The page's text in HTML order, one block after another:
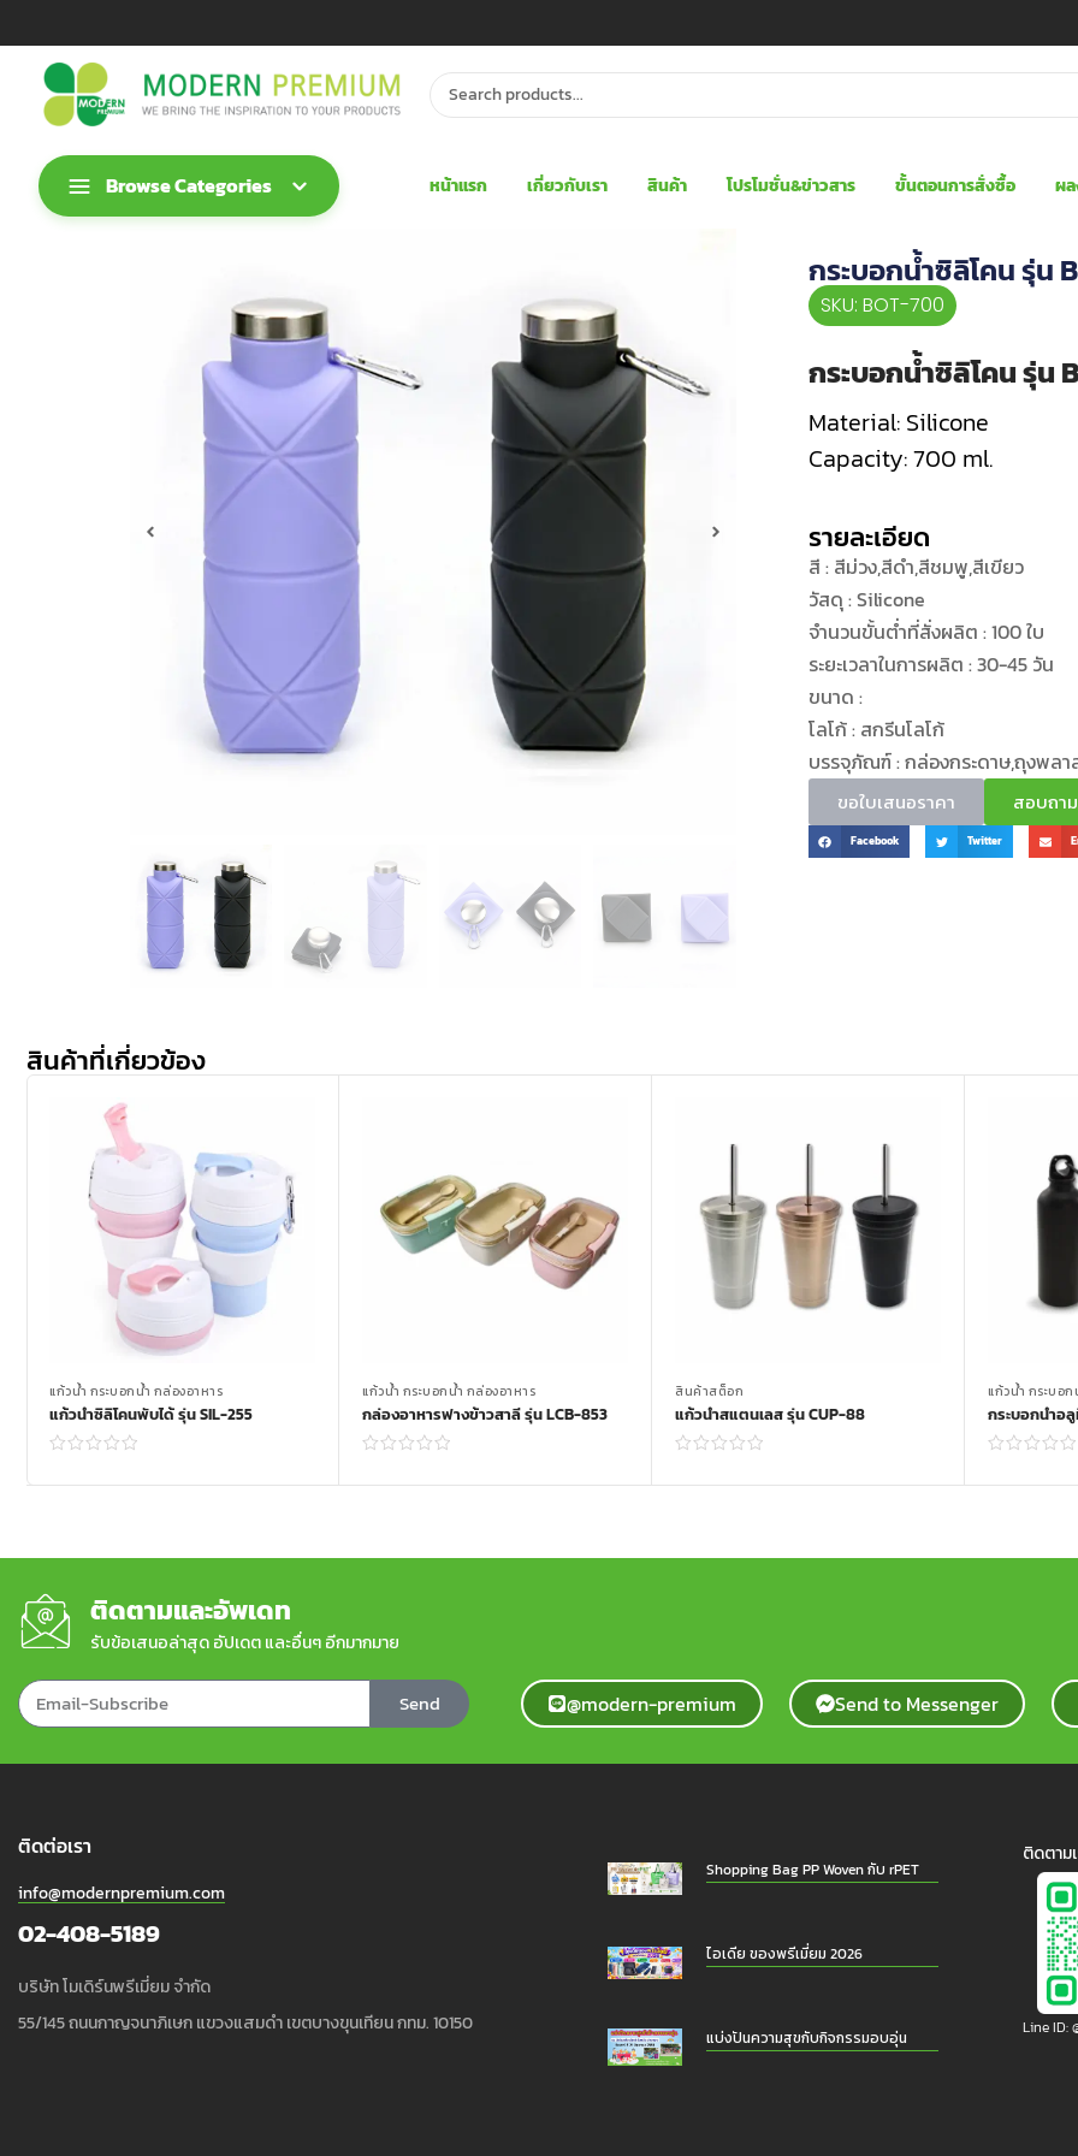
Browse Categories หน้าแรก เกี่ยวกับเรา สินค้า โปรโมชั่น&ข่าวสาร ขั้นตอนการสั่งซื้อ ผ
กระบอกน้ำซิลิโคน รุ่น
SKU: BOT-700
กระบอกน้ำซิลิโคน รุ่น
Material: Silicone
Capacity: 700 ml.
รายละเอียด
สี : สีม่วง,สีดำ,สีชมพู,สีเขียว
วัสดุ : Silicone
จำนวนขั้นต่ำที่สั่งผลิต : 100 ใบ
ระยะเวลาในการผลิต : 30-45 วัน
ขนาด :
โลโก้ : สกรีนโลโก้
บรรจุภัณฑ์ : กล่องกระดาษ,ถุงพล
ขอใบเสนอราคา สอบถา
Facebook Twitter
สินค้าที่เกี่ยวข้อง
แก้วน้ำ กระบอกน้ำ กล่องอาหาร
แก้วน้ำซิลิโคนพับได้ รุ่น SIL-255
Read more
แก้วน้ำ กระบอกน้ำ กล่องอาหาร
กล่องอาหารฟางข้าวสาลี รุ่น LCB-853
Read more
สินค้าสต็อก
แก้วน้ำสแตนเลส รุ่น CUP-88
Read more
แก้วน้ำ กระบอ
กระบอกน้ำอ
ติดตามและอัพเดท
รับข้อเสนอล่าสุด อัปเดต และอื่นๆ อีกมากมาย
Send @modern-premium Send to Messenger
ติดต่อเรา
info@modernpremium.com
02-408-5189
บริษัท โมเดิร์นพรีเมี่ยม จำกัด
55/145 ถนนกาญจนาภิเษก แขวงแสมดำ เขตบางขุนเทียน กทม. 10150
Shopping Bag PP Woven กับ rPET
ไอเดีย ของพรีเมี่ยม 2026
แบ่งปันความสุขกับกิจกรรมอบอุ่น
ติดตาม
Line ID: